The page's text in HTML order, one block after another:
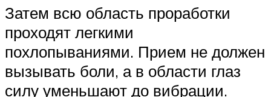
Затем всю область проработки
проходят легкими
похлопываниями. Прием не должен
вызывать боли, а в области глаз
силу уменьшают до вибрации.